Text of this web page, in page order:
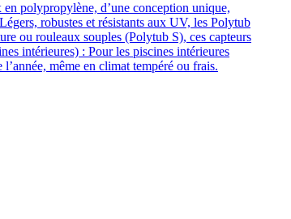
polypropylène, d’une conception unique,
robustes et résistants aux UV, les Polytub
ou rouleaux souples (Polytub S), ces capteurs
intérieures) : Pour les piscines intérieures
même en climat tempéré ou frais.